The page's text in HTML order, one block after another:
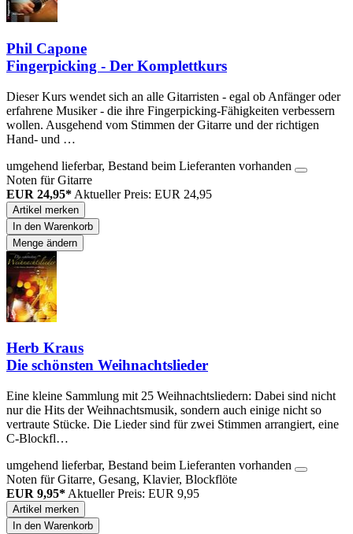
Phil Capone
Fingerpicking - Der Komplettkurs
Dieser Kurs wendet sich an alle Gitarristen - egal ob Anfänger oder
erfahrene Musiker - die ihre Fingerpicking-Fähigkeiten verbessern
wollen. Ausgehend vom Stimmen der Gitarre und der richtigen
Hand- und …
umgehend lieferbar, Bestand beim Lieferanten vorhanden
Noten für Gitarre
EUR 24,95* Aktueller Preis: EUR 24,95
Artikel merken
In den Warenkorb
Menge ändern
Herb Kraus
Die schönsten Weihnachtslieder
Eine kleine Sammlung mit 25 Weihnachtsliedern: Dabei sind nicht
nur die Hits der Weihnachtsmusik, sondern auch einige nicht so
vertraute Stücke. Die Lieder sind für zwei Stimmen arrangiert, eine
C-Blockfl…
umgehend lieferbar, Bestand beim Lieferanten vorhanden
Noten für Gitarre, Gesang, Klavier, Blockflöte
EUR 9,95* Aktueller Preis: EUR 9,95
Artikel merken
In den Warenkorb